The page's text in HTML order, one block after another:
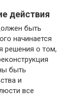
действия
быть
начинается
решения о том,
быть
и
все